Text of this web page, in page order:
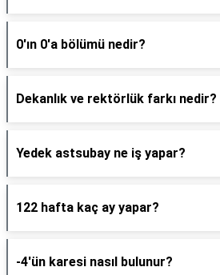
0'ın 0'a bölümü nedir?
Dekanlık ve rektörlük farkı nedir?
Yedek astsubay ne iş yapar?
122 hafta kaç ay yapar?
-4'ün karesi nasıl bulunur?